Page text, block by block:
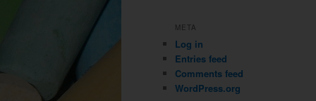
META
Log in
Entries feed
Comments feed
WordPress.org